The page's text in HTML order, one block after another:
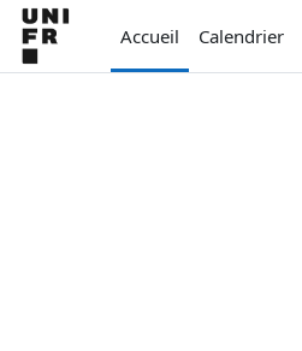
Passer au contenu principal
Accueil
Calendrier